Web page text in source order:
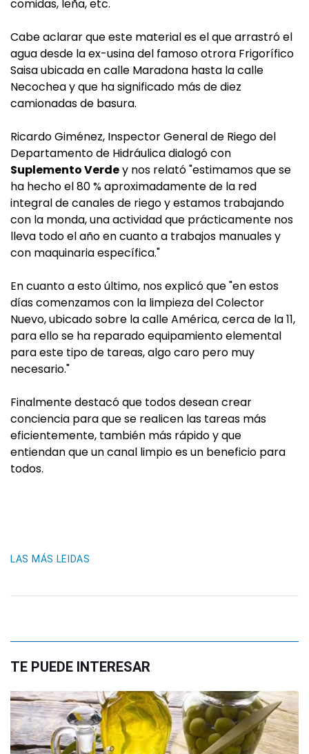
comidas, leña, etc.
Cabe aclarar que este material es el que arrastró el
agua desde la ex-usina del famoso otrora Frigorífico
Saisa ubicada en calle Maradona hasta la calle
Necochea y que ha significado más de diez
camionadas de basura.
Ricardo Giménez, Inspector General de Riego del
Departamento de Hidráulica dialogó con
Suplemento Verdey nos relató "estimamos que se
ha hecho el 80 % aproximadamente de la red
integral de canales de riego y estamos trabajando
con la monda, una actividad que prácticamente nos
lleva todo el año en cuanto a trabajos manuales y
con maquinaria específica."
En cuanto a esto último, nos explicó que "en estos
días comenzamos con la limpieza del Colector
Nuevo, ubicado sobre la calle América, cerca de la 11,
para ello se ha reparado equipamiento elemental
para este tipo de tareas, algo caro pero muy
necesario."
Finalmente destacó que todos desean crear
conciencia para que se realicen las tareas más
eficientemente, también más rápido y que
entiendan que un canal limpio es un beneficio para
todos.
LAS MÁS LEIDAS
TE PUEDE INTERESAR